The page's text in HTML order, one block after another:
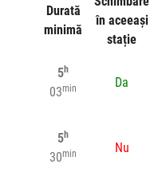
Durată
minimă
în aceeași
stație
5h
03min Da
5h
30min Nu